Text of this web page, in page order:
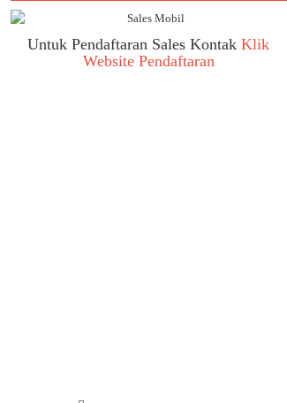
Untuk Pendaftaran Sales KontakKlik
Website Pendaftaran